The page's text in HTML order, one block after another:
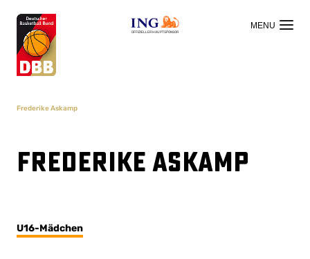
OFFIZIELLER HAUPTSPONSOR
Frederike Askamp
Frederike Askamp
U16-Mädchen